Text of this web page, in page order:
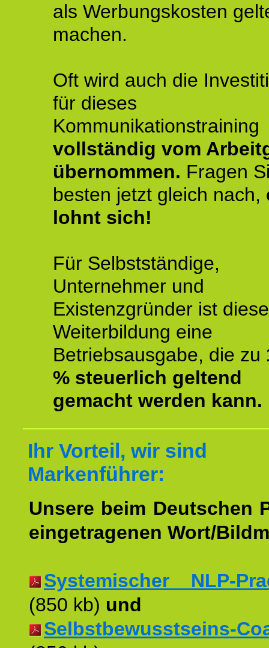
als Werbungskosten
machen.
Oft wird auch die
für dieses
Kommunikationstraining
vollständig vom
übernommen. Fragen
besten jetzt gleich nach,
lohnt sich!
Für Selbstständige,
Unternehmer und
Existenzgründer ist diese
Weiterbildung eine
Betriebsausgabe, die zu
% steuerlich geltend
gemacht werden kann.
Ihr Vorteil, wir sind
Markenführer:
Unsere beim Deutschen
eingetragenen Wort/
Systemischer NLP-
(850 kb) und
Selbstbewusstseins-